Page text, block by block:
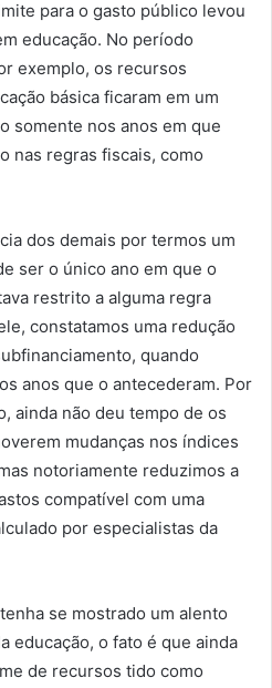
para o gasto público levou
educação. No período
exemplo, os recursos
básica ficaram em um
somente nos anos em que
nas regras fiscais, como
dos demais por termos um
ser o único ano em que o
restrito a alguma regra
constatamos uma redução
quando
anos que o antecederam. Por
ainda não deu tempo de os
mudanças nos índices
notoriamente reduzimos a
compatível com uma
por especialistas da
se mostrado um alento
educação, o fato é que ainda
de recursos tido como